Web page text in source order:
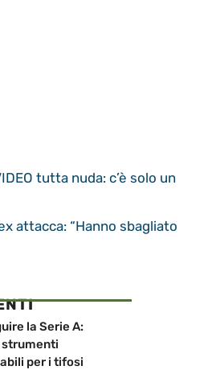
tutta nuda: c’è solo un
attacca: “Hanno sbagliato
la Serie A:
strumenti
per i tifosi